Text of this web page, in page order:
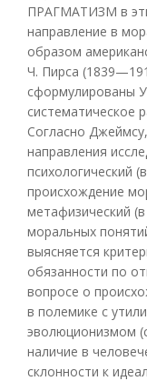
ПРАГМАТИЗМ в
направление в
образом
Ч. Пирса
сформулированы
систематическое
Согласно
направления
психологический
происхождение
метафизический
моральных
выясняется
обязанности по
вопросе о
в полемике с
эволюционизмом
наличие в
склонности к